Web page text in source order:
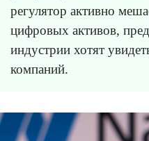
регулятор активно
цифровых активов,
индустрии хотят
компаний.